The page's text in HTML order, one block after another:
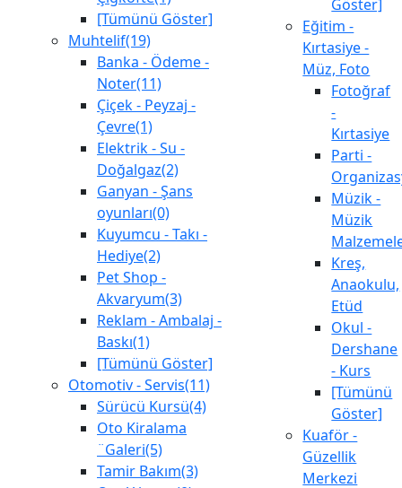
[Tümünü Göster]
Muhtelif(19)
Banka - Ödeme -
Noter(11)
Çiçek - Peyzaj -
Çevre(1)
Elektrik - Su -
Doğalgaz(2)
Ganyan - Şans
oyunları(0)
Kuyumcu - Takı -
Hediye(2)
Pet Shop -
Akvaryum(3)
Reklam - Ambalaj -
Baskı(1)
[Tümünü Göster]
Otomotiv - Servis(11)
Sürücü Kursü(4)
Oto Kiralama
¨Galeri(5)
Tamir Bakım(3)
Göster]
Eğitim -
Kırtasiye -
Müz, Foto
Fotoğraf
-
Kırtasiye
Parti -
Müzik -
Müzik
Kreş,
Anaokulu,
Etüd
Okul -
Dershane
- Kurs
[Tümünü
Göster]
Kuaför -
Güzellik
Merkezi